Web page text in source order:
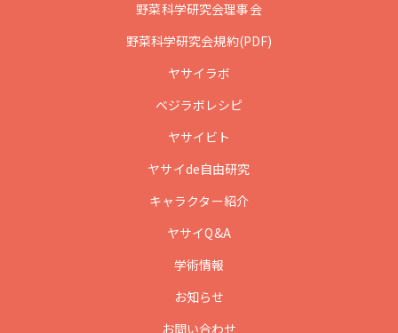
野菜科学研究会理事会
野菜科学研究会規約(PDF)
ヤサイラボ
ベジラボレシピ
ヤサイビト
ヤサイde自由研究
キャラクター紹介
ヤサイQ&A
学術情報
お知らせ
お問い合わせ